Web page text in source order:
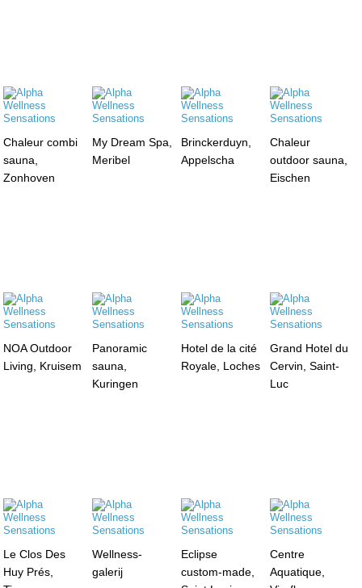
Chaleur combi
sauna,
Zonhoven
My Dream Spa,
Meribel
Brinckerduyn,
Appelscha
Chaleur
outdoor sauna,
Eischen
NOA Outdoor
Living, Kruisem
Panoramic
sauna,
Kuringen
Hotel de la cité
Royale, Loches
Grand Hotel du
Cervin, Saint-
Luc
Le Clos Des
Huy Prés,
Wellness-
galerij
Eclipse
custom-made,
Centre
Aquatique,